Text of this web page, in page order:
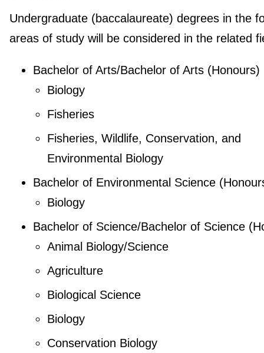
Undergraduate (baccalaureate) degrees in the
areas of study will be considered in the related
Bachelor of Arts/Bachelor of Arts (Honours)
Biology
Fisheries
Fisheries, Wildlife, Conservation, and
Environmental Biology
Bachelor of Environmental Science
Biology
Bachelor of Science/Bachelor of Science
Animal Biology/Science
Agriculture
Biological Science
Biology
Conservation Biology